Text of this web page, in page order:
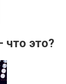
что это?